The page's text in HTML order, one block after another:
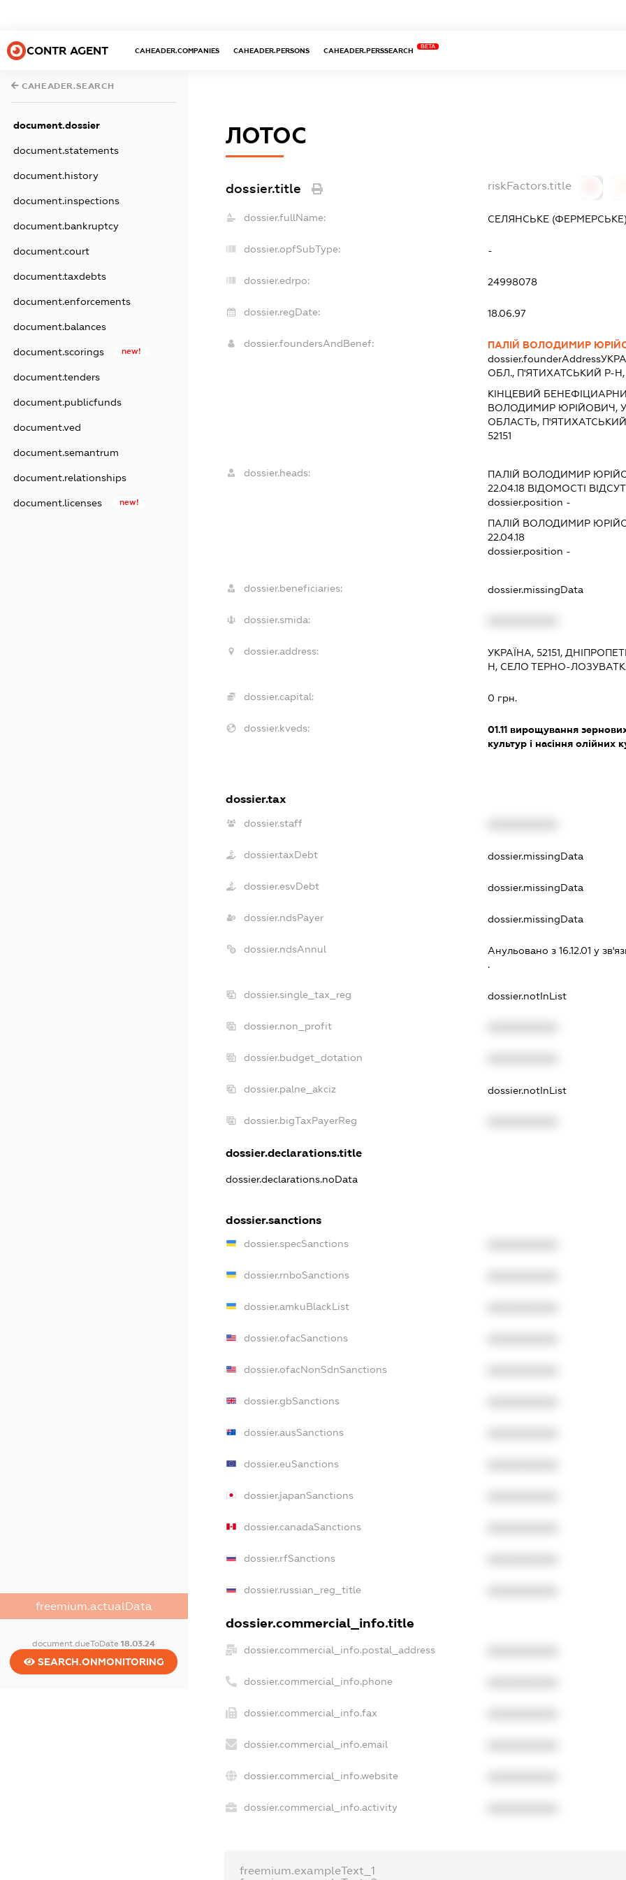
CONTR AGENT CAHEADER.COMPANIES CAHEADER.PERSONS CAHEADER.PERSSEARCH
BETA
CAHEADER.SEARCH
document.dossier
document.statements
document.history
document.inspections
document.bankruptcy
document.court
document.taxdebts
document.enforcements
document.balances
document.scorings new!
document.tenders
document.publicfunds
document.ved
document.semantrum
document.relationships
document.licenses new!
freemium.actualData
document.dueToDate18.03.24
SEARCH.ONMONITORING
ЛОТОС
dossier.title riskFactors.title
dossier.fullName: СЕЛЯНСЬКЕ
dossier.opfSubType: -
dossier.edrpo: 24998078
dossier.regDate: 18.06.97
dossier.foundersAndBenef:
ПАЛІЙ ВОЛОДИМИР
dossier.founderAddress
ОБЛ., П'ЯТИХАТСЬКИЙ Р-
КІНЦЕВИЙ
ВОЛОДИМИР ЮРІЙОВИЧ,
ОБЛАСТЬ,
52151
dossier.heads: ПАЛІЙ ВОЛОДИМИР
22.04.18ВІДОМОСТІ
dossier.position -
ПАЛІЙ ВОЛОДИМИР
22.04.18
dossier.position -
dossier.beneficiaries: dossier.missingData
dossier.smida:
dossier.address:
УКРАЇНА, 52151,
Н, СЕЛО ТЕРНО-
dossier.capital: 0 грн.
dossier.kveds: 01.11вирощування
культур і насіння олійних
dossier.tax
dossier.staff
dossier.taxDebt dossier.missingData
dossier.esvDebt dossier.missingData
dossier.ndsPayer dossier.missingData
dossier.ndsAnnul
Анульовано з 16.12.01 у
.
dossier.single_tax_reg dossier.notInList
dossier.non_profit
dossier.budget_dotation
dossier.palne_akciz dossier.notInList
dossier.bigTaxPayerReg
dossier.declarations.title
dossier.declarations.noData
dossier.sanctions
dossier.specSanctions
dossier.rnboSanctions
dossier.amkuBlackList
dossier.ofacSanctions
dossier.ofacNonSdnSanctions
dossier.gbSanctions
dossier.ausSanctions
dossier.euSanctions
dossier.japanSanctions
dossier.canadaSanctions
dossier.rfSanctions
dossier.russian_reg_title
dossier.commercial_info.title
dossier.commercial_info.postal_address
dossier.commercial_info.phone
dossier.commercial_info.fax
dossier.commercial_info.email
dossier.commercial_info.website
dossier.commercial_info.activity
freemium.exampleText_1